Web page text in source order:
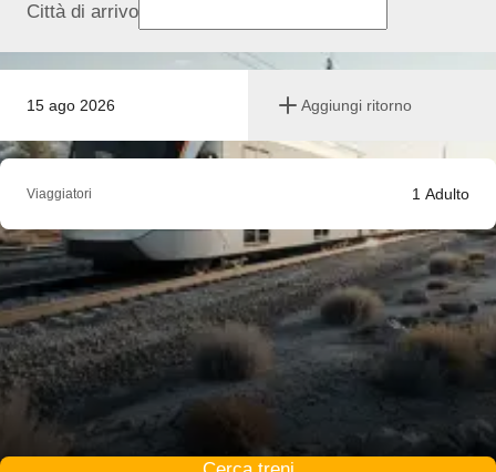
15 ago 2026 Aggiungi ritorno
Città di arrivo
Viaggiatori 1 Adulto